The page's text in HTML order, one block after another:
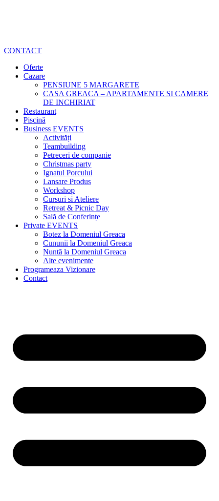
CONTACT
Oferte
Cazare
PENSIUNE 5 MARGARETE
CASA GREACA – APARTAMENTE SI CAMERE
DE INCHIRIAT
Restaurant
Piscină
Business EVENTS
Activități
Teambuilding
Petreceri de companie
Christmas party
Ignatul Porcului
Lansare Produs
Workshop
Cursuri si Ateliere
Retreat & Picnic Day
Sală de Conferințe
Private EVENTS
Botez la Domeniul Greaca
Cununii la Domeniul Greaca
Nuntă la Domeniul Greaca
Alte evenimente
Programeaza Vizionare
Contact